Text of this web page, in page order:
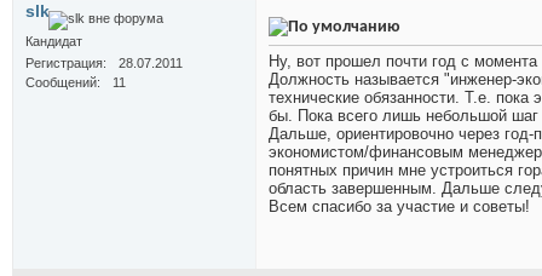
slk
Кандидат
Регистрация
28.07.2011
Сообщений
11
Ну, вот прошел почти год с
Должность называется "инженер-
технические обязанности. Т.е.
бы. Пока всего лишь небольшой
Дальше, ориентировочно через
экономистом/финансовым
понятных причин мне устроиться
область завершенным. Дальше
Всем спасибо за участие и советы!